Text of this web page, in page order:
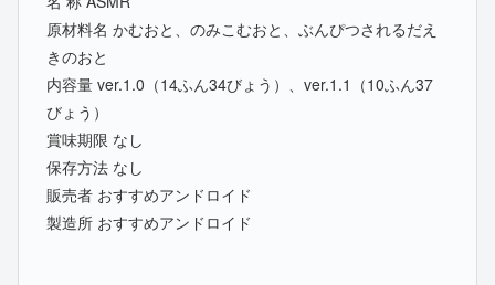
原材料名 かむおと、のみこむおと、ぶんぴつされるだえ
きのおと
内容量 ver.1.0（14ふん34びょう）、ver.1.1（10ふん37
びょう）
賞味期限 なし
保存方法 なし
販売者 おすすめアンドロイド
製造所 おすすめアンドロイド